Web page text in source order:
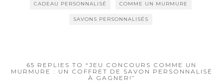
CADEAU PERSONNALISÉ COMME UN MURMURE
SAVONS PERSONNALISÉS
65 REPLIES TO “JEU CONCOURS COMME UN
MURMURE : UN COFFRET DE SAVON PERSONNALISÉ
À GAGNER!”